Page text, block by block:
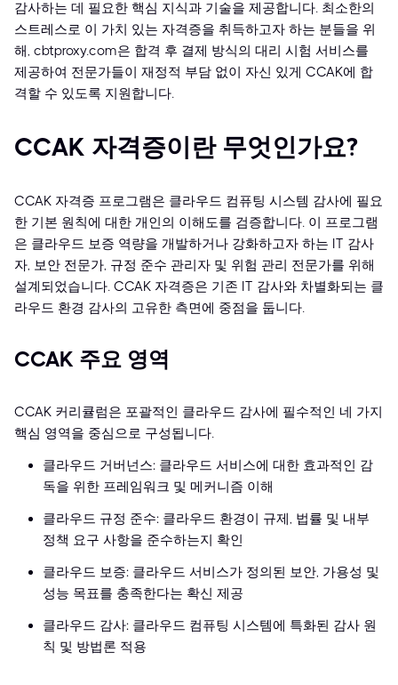
감사하는 데 필요한 핵심 지식과 기술을 제공합니다. 최소한의
스트레스로 이 가치 있는 자격증을 취득하고자 하는 분들을 위
해, cbtproxy.com은 합격 후 결제 방식의 대리 시험 서비스를
제공하여 전문가들이 재정적 부담 없이 자신 있게 CCAK에 합
격할 수 있도록 지원합니다.
CCAK 자격증이란 무엇인가요?
CCAK 자격증 프로그램은 클라우드 컴퓨팅 시스템 감사에 필요
한 기본 원칙에 대한 개인의 이해도를 검증합니다. 이 프로그램
은 클라우드 보증 역량을 개발하거나 강화하고자 하는 IT 감사
자, 보안 전문가, 규정 준수 관리자 및 위험 관리 전문가를 위해
설계되었습니다. CCAK 자격증은 기존 IT 감사와 차별화되는 클
라우드 환경 감사의 고유한 측면에 중점을 둡니다.
CCAK 주요 영역
CCAK 커리큘럼은 포괄적인 클라우드 감사에 필수적인 네 가지
핵심 영역을 중심으로 구성됩니다.
클라우드 거버넌스: 클라우드 서비스에 대한 효과적인 감
독을 위한 프레임워크 및 메커니즘 이해
클라우드 규정 준수: 클라우드 환경이 규제, 법률 및 내부
정책 요구 사항을 준수하는지 확인
클라우드 보증: 클라우드 서비스가 정의된 보안, 가용성 및
성능 목표를 충족한다는 확신 제공
클라우드 감사: 클라우드 컴퓨팅 시스템에 특화된 감사 원
칙 및 방법론 적용